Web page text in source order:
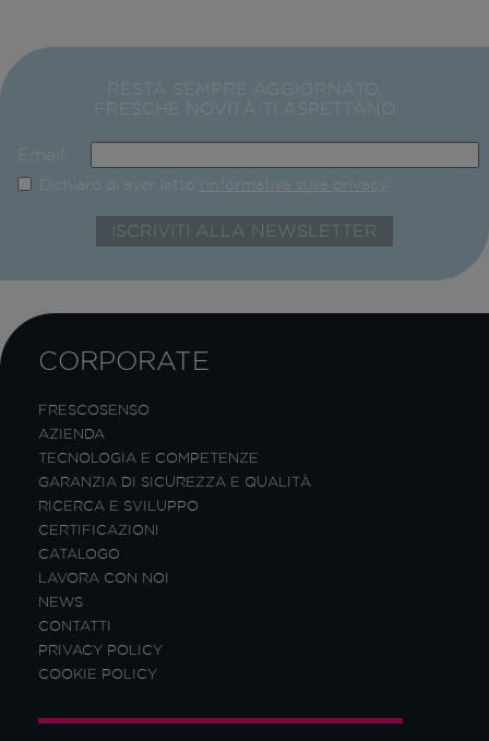
RESTA SEMPRE AGGIORNATO,
FRESCHE NOVITÀ TI ASPETTANO
Email:
Dichiaro di aver letto l'informativa sulla privacy
CORPORATE
FRESCOSENSO
AZIENDA
TECNOLOGIA E COMPETENZE
GARANZIA DI SICUREZZA E QUALITÀ
RICERCA E SVILUPPO
CERTIFICAZIONI
CATALOGO
LAVORA CON NOI
NEWS
CONTATTI
PRIVACY POLICY
COOKIE POLICY